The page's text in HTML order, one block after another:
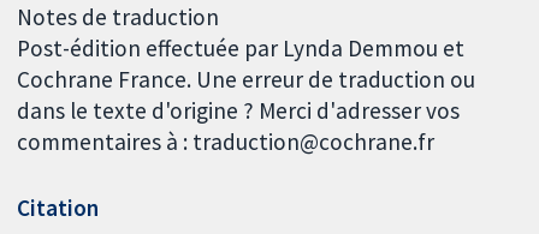
Notes de traduction
Post-édition effectuée par Lynda Demmou et
Cochrane France. Une erreur de traduction ou
dans le texte d'origine ? Merci d'adresser vos
commentaires à : traduction@cochrane.fr
Citation